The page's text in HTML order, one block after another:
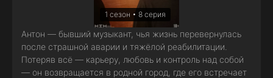
1 сезон • 8 серия
Антон — бывший музыкант, чья жизнь перевернулась
после страшной аварии и тяжёлой реабилитации.
Потеряв всё — карьеру, любовь и контроль над собой
— он возвращается в родной город, где его встречает